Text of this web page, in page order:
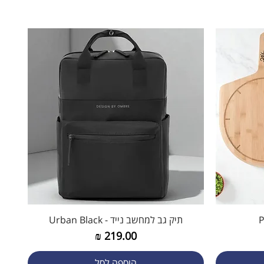
תצוגה מהירה
תיק גב למחשב נייד - Urban Black
מחיר‏219.00 ‏₪